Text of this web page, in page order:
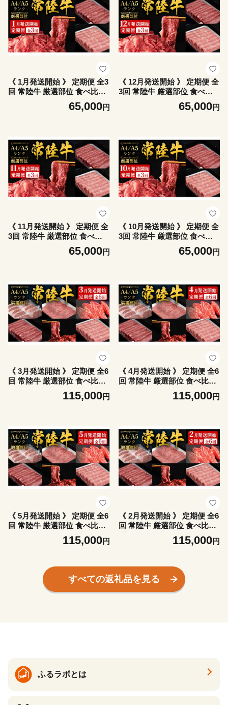
産 藤井商店 茨城県共通返礼
品 [CD125sa]
産 藤井商店 茨城県共通返礼
品 [CD124sa]
《 1月発送開始 》 定期便 全3
回 常陸牛 厳選部位 食べ比べ
計2.7kg ( 霜降りスライス 800
g / 切り落とし 1kg / 赤身スラ
き焼き しゃぶしゃぶ 焼肉 国
産 藤井商店 茨城県共通返礼
品 [CD123sa]
65,000円
《 12月発送開始 》 定期便 全
3回 常陸牛 厳選部位 食べ比
べ 計2.7kg ( 霜降りスライス
800g / 切り落とし 1kg / 赤身
肉 すき焼き しゃぶしゃぶ 焼
肉 国産 藤井商店 茨城県共通
返礼品 [CD122sa]
65,000円
《 11月発送開始 》 定期便 全
3回 常陸牛 厳選部位 食べ比
べ 計2.7kg ( 霜降りスライス
800g / 切り落とし 1kg / 赤身
肉 すき焼き しゃぶしゃぶ 焼
肉 国産 藤井商店 茨城県共通
返礼品 [CD121sa]
65,000円
《 10月発送開始 》 定期便 全
3回 常陸牛 厳選部位 食べ比
べ 計2.7kg ( 霜降りスライス
800g / 切り落とし 1kg / 赤身
肉 すき焼き しゃぶしゃぶ 焼
肉 国産 藤井商店 茨城県共通
返礼品 [CD120sa]
65,000円
《 3月発送開始 》 定期便 全6
回 常陸牛 厳選部位 食べ比べ
( 霜降りスライス 800g / 切り
落とし 1kg / 赤身スライス 90
a]
115,000円
《 4月発送開始 》 定期便 全6
回 常陸牛 厳選部位 食べ比べ
( 霜降りスライス 800g / 切り
落とし 1kg / 赤身スライス 90
a]
115,000円
《 5月発送開始 》 定期便 全6
回 常陸牛 厳選部位 食べ比べ
( 霜降りスライス 800g / 切り
落とし 1kg / 赤身スライス 90
115,000円
《 2月発送開始 》 定期便 全6
回 常陸牛 厳選部位 食べ比べ
( 霜降りスライス 800g / 切り
落とし 1kg / 赤身スライス 90
a]
115,000円
すべての返礼品を見る
ふるラボとは